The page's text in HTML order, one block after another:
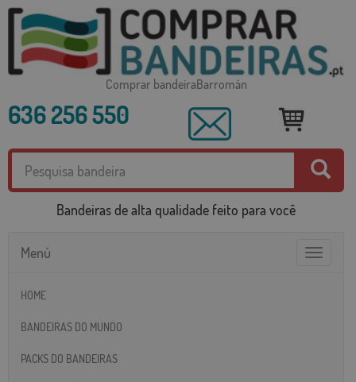
Comprar bandeiraBarromán
636 256 550
Bandeiras de alta qualidade feito para você
Toggle
Menú
HOME
BANDEIRAS DO MUNDO
PACKS DO BANDEIRAS